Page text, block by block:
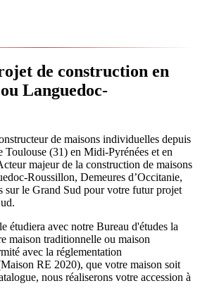
de construction en
Languedoc-
de maisons individuelles depuis
Toulouse (31) en Midi-Pyrénées et en
majeur de la construction de maisons
Roussillon, Demeures d’Occitanie,
sur le Grand Sud pour votre futur projet
étudiera avec notre Bureau d'études la
maison traditionnelle ou maison
avec la réglementation
RE 2020), que votre maison soit
nous réaliserons votre accession à